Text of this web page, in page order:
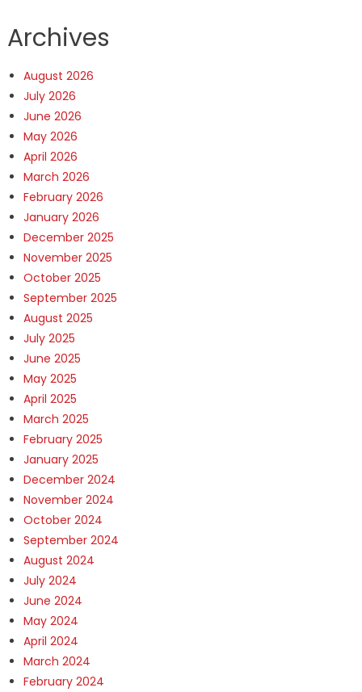
Archives
August 2026
July 2026
June 2026
May 2026
April 2026
March 2026
February 2026
January 2026
December 2025
November 2025
October 2025
September 2025
August 2025
July 2025
June 2025
May 2025
April 2025
March 2025
February 2025
January 2025
December 2024
November 2024
October 2024
September 2024
August 2024
July 2024
June 2024
May 2024
April 2024
March 2024
February 2024